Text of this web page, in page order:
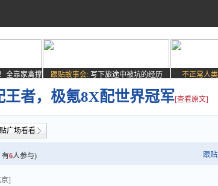
全靠家禽撑
跟贴故事会: 写下旅途中被坑的经历 不正常人
王者，极氪8X配世界冠军[查看原文]
广场看看
有6人参与) 跟
]